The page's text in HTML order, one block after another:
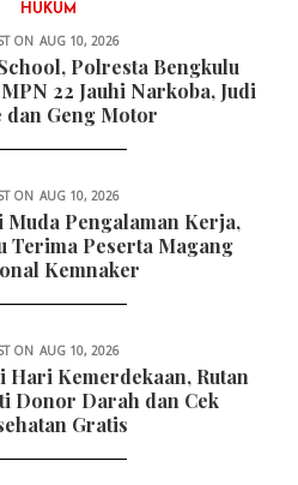
HUKUM
ON AUG 10, 2026
Polresta Bengkulu
22 Jauhi Narkoba, Judi
dan Geng Motor
ON AUG 10, 2026
Muda Pengalaman Kerja,
Terima Peserta Magang
Kemnaker
ON AUG 10, 2026
Hari Kemerdekaan, Rutan
Donor Darah dan Cek
Gratis